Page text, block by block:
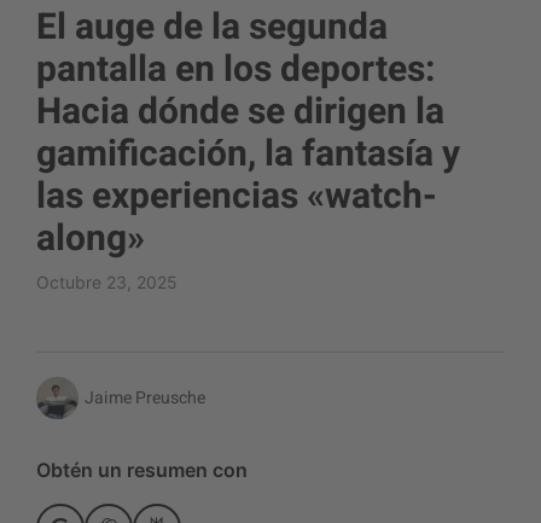
El auge de la segunda
pantalla en los deportes:
Hacia dónde se dirigen la
gamificación, la fantasía y
las experiencias «watch-
along»
Octubre 23, 2025
Jaime Preusche
Obtén un resumen con